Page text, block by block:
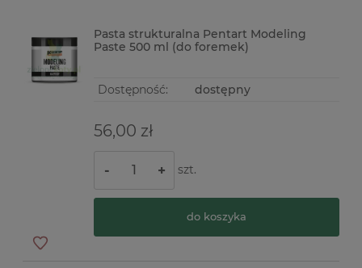
Pasta strukturalna Pentart Modeling
Paste 500 ml (do foremek)
Dostępność: dostępny
56,00 zł
- + szt.
do koszyka